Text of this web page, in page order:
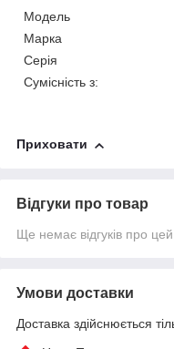
Модель
Марка
Серія
Сумісність з:
Приховати
Відгуки про товар
Ще немає відгуків про
Умови доставки
Доставка здійснюється